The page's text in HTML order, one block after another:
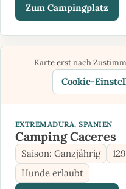
Zum Campingplatz
Karte erst nach
Cookie-
EXTREMADURA, SPANIEN
Camping Caceres
Saison: Ganzjährig
Hunde erlaubt